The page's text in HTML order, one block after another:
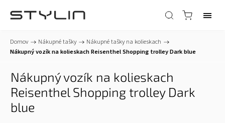
Domov / Nákupné tašky / Nákupné tašky na kolieskach /
Nákupný vozík na kolieskach Reisenthel Shopping trolley Dark blue
Nákupný vozík na kolieskach
Reisenthel Shopping trolley Dark
blue